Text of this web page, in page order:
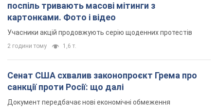
поспіль тривають масові мітинги з
картонками. Фото і відео
Учасники акцій продовжують серію щоденних протестів
2 години тому 1,6 т.
Сенат США схвалив законопроєкт Грема про
санкції проти Росії: що далі
Документ передбачає нові економічні обмеження